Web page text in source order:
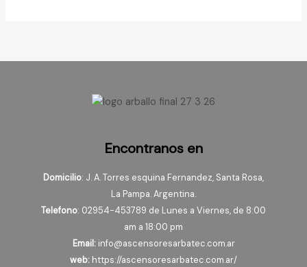
Encontranos en
Domicilio: J. A. Torres esquina Fernandez, Santa Rosa,
La Pampa. Argentina.
Telefono: 02954-453789 de Lunes a Viernes, de 8:00
am a 18:00 pm
Email: info@ascensoresarbatec.com.ar
web: https://ascensoresarbatec.com.ar/